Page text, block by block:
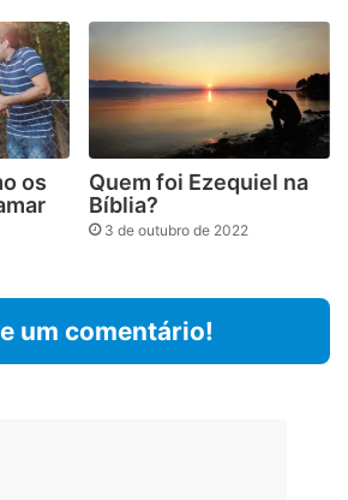
os
Quem foi Ezequiel na
Bíblia?
3 de outubro de 2022
um comentário!